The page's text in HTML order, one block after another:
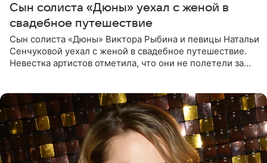
Сын солиста «Дюны» уехал с женой в
свадебное путешествие
Сын солиста «Дюны» Виктора Рыбина и певицы Натальи
Сенчуковой уехал с женой в свадебное путешествие.
Невестка артистов отметила, что они не полетели за